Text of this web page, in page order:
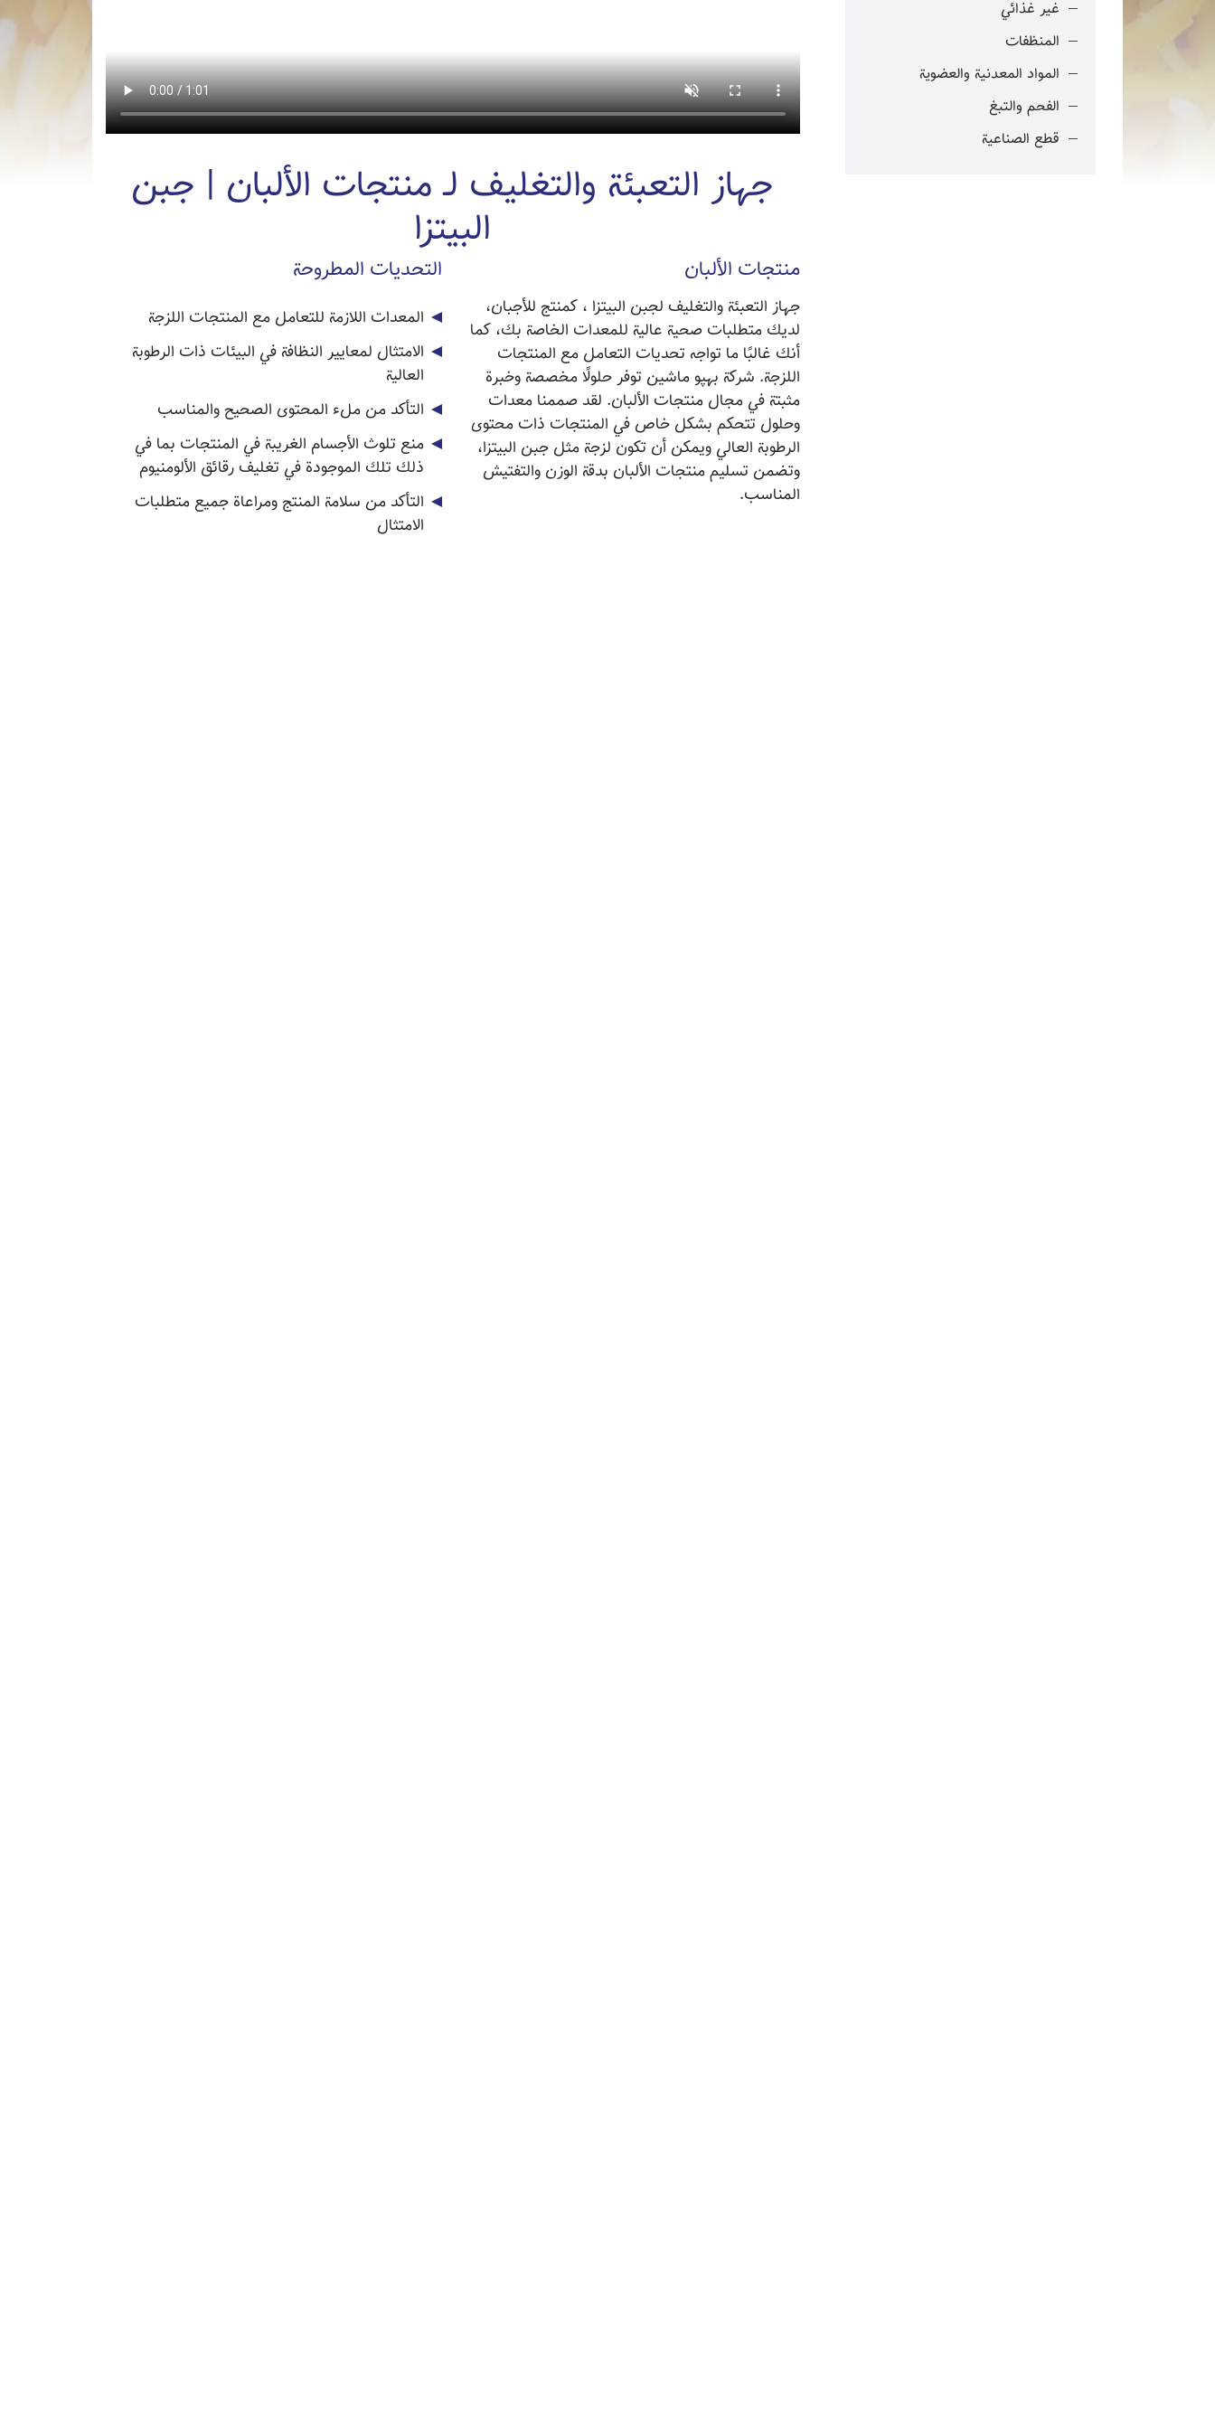
غير غذائي
المنظفات
المواد المعدنية والعضوية
الفحم والتبغ
قطع الصناعية
جهاز التعبئة والتغليف لـ منتجات الألبان | جبن
البيتزا
منتجات الألبان
جهاز التعبئة والتغليف لجبن البيتزا ، كمنتج للأجبان،
لديك متطلبات صحية عالية للمعدات الخاصة بك، كما
أنك غالبًا ما تواجه تحديات التعامل مع المنتجات
اللزجة. شركة بهپو ماشين توفر حلولًا مخصصة وخبرة
مثبتة في مجال منتجات الألبان. لقد صممنا معدات
وحلول تتحكم بشكل خاص في المنتجات ذات محتوى
الرطوبة العالي ويمكن أن تكون لزجة مثل جبن البيتزا،
وتضمن تسليم منتجات الألبان بدقة الوزن والتفتيش
المناسب.
التحديات المطروحة
المعدات اللازمة للتعامل مع المنتجات اللزجة
الامتثال لمعايير النظافة في البيئات ذات الرطوبة
العالية
التأكد من ملء المحتوى الصحيح والمناسب
منع تلوث الأجسام الغريبة في المنتجات بما في
ذلك تلك الموجودة في تغليف رقائق الألومنيوم
التأكد من سلامة المنتج ومراعاة جميع متطلبات
الامتثال